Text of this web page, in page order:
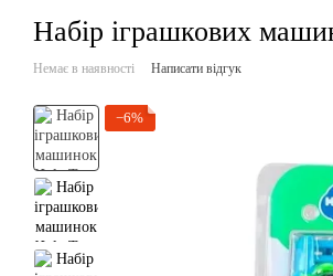
Набір іграшкових
Немає в наявності Написати відгук
−6%